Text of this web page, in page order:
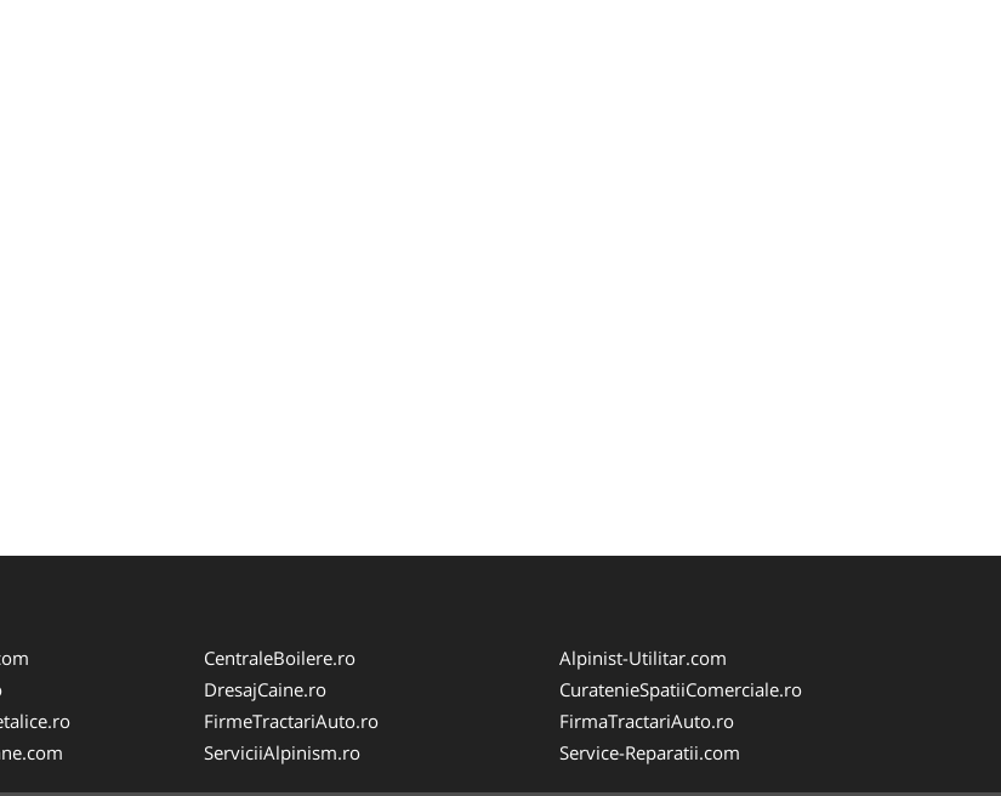
CentraleBoilere.ro
DresajCaine.ro
FirmeTractariAuto.ro
ServiciiAlpinism.ro
Alpinist-Utilitar.com
CuratenieSpatiiComerciale.ro
FirmaTractariAuto.ro
Service-Reparatii.com